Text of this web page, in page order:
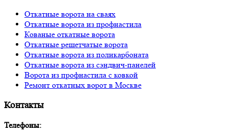
Откатные ворота на сваях
Откатные ворота из профнастила
Кованые откатные ворота
Откатные решетчатые ворота
Откатные ворота из поликарбоната
Откатные ворота из сэндвич-панелей
Ворота из профнастила с ковкой
Ремонт откатных ворот в Москве
Контакты
Телефоны: